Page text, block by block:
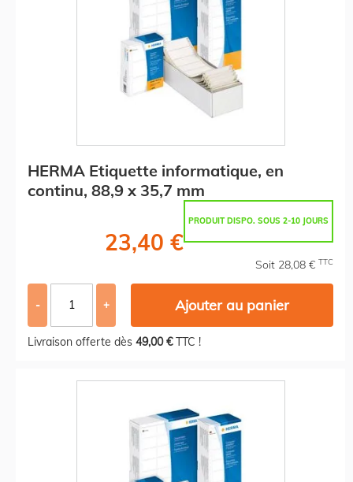
HERMA Etiquette informatique, en
continu, 88,9 x 35,7 mm
PRODUIT DISPO. SOUS 2-10 JOURS
23,40 €
Soit 28,08 € TTC
- + Ajouter au panier
Livraison offerte dès 49,00 €TTC !